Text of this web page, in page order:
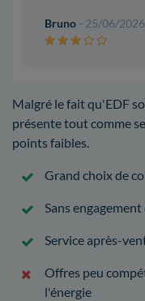
Bruno - 25/06/2026
Malgré le fait qu'EDF
présente tout comme
points faibles.
Grand choix de
Sans
Service après-
Offres peu
l'énergie